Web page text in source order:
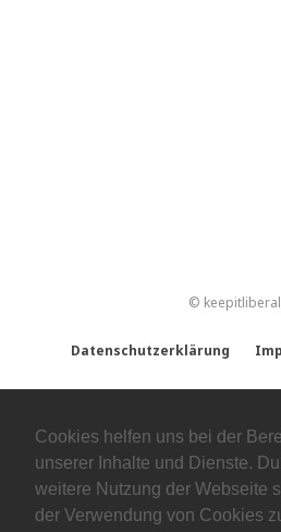
Cookies helfen uns bei der
unserer Inhalte und Dienste.
weitere Nutzung der Webseite
der Verwendung von Cookies
©
Datenschutzerklärung